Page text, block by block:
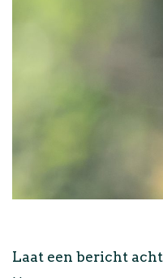
Laat een bericht